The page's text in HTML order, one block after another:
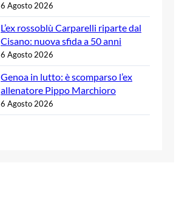
6 Agosto 2026
L’ex rossoblù Carparelli riparte dal
Cisano: nuova sfida a 50 anni
6 Agosto 2026
Genoa in lutto: è scomparso l’ex
allenatore Pippo Marchioro
6 Agosto 2026